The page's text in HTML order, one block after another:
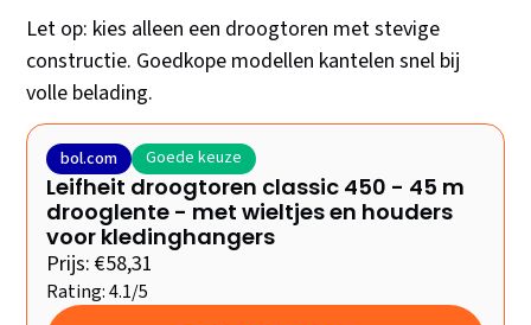
Let op: kies alleen een droogtoren met stevige
constructie. Goedkope modellen kantelen snel bij
volle belading.
bol.com Goede keuze
Leifheit droogtoren classic 450 - 45 m
drooglente - met wieltjes en houders
voor kledinghangers
Prijs: €58,31
Rating: 4.1/5